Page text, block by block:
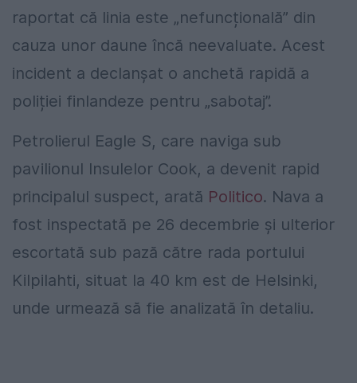
raportat că linia este „nefuncțională” din
cauza unor daune încă neevaluate. Acest
incident a declanșat o anchetă rapidă a
poliției finlandeze pentru „sabotaj”.
Petrolierul Eagle S, care naviga sub
pavilionul Insulelor Cook, a devenit rapid
principalul suspect, arată Politico. Nava a
fost inspectată pe 26 decembrie și ulterior
escortată sub pază către rada portului
Kilpilahti, situat la 40 km est de Helsinki,
unde urmează să fie analizată în detaliu.